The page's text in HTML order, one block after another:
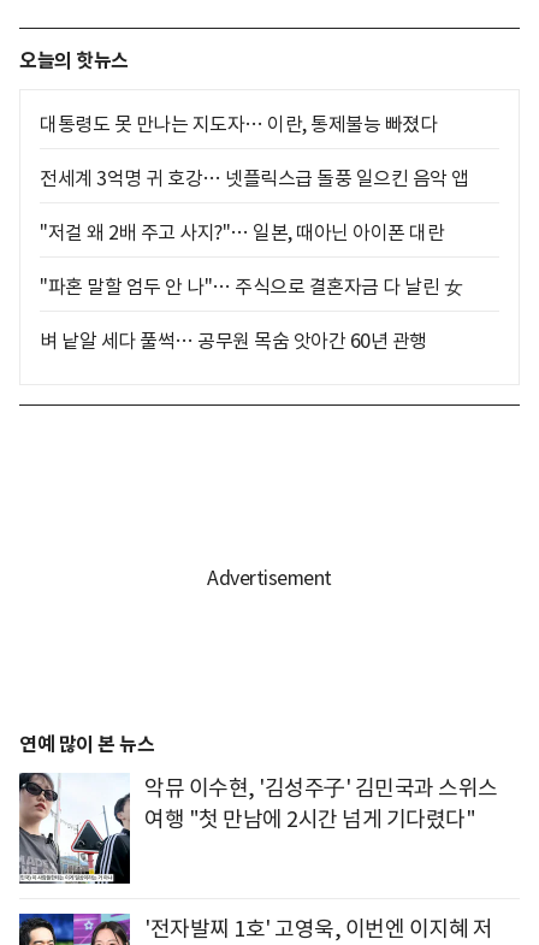
오늘의 핫뉴스
대통령도 못 만나는 지도자… 이란, 통제불능 빠졌다
전세계 3억명 귀 호강… 넷플릭스급 돌풍 일으킨 음악 앱
"저걸 왜 2배 주고 사지?"… 일본, 때아닌 아이폰 대란
"파혼 말할 엄두 안 나"… 주식으로 결혼자금 다 날린 女
벼 낱알 세다 풀썩… 공무원 목숨 앗아간 60년 관행
연예 많이 본 뉴스
악뮤 이수현, '김성주子' 김민국과 스위스
여행 "첫 만남에 2시간 넘게 기다렸다"
'전자발찌 1호' 고영욱, 이번엔 이지혜 저